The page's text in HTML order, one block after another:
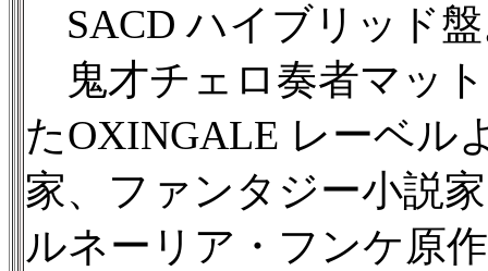
SACD ハイブリッド
鬼才チェロ奏者マッ
たOXINGALE レーベル
家、ファンタジー小説
ルネーリア・フンケ原